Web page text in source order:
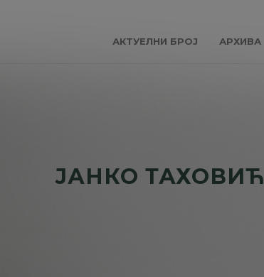
АКТУЕЛНИ БРОЈ АРХИВА
ЈАНКО ТАХОВИЋ